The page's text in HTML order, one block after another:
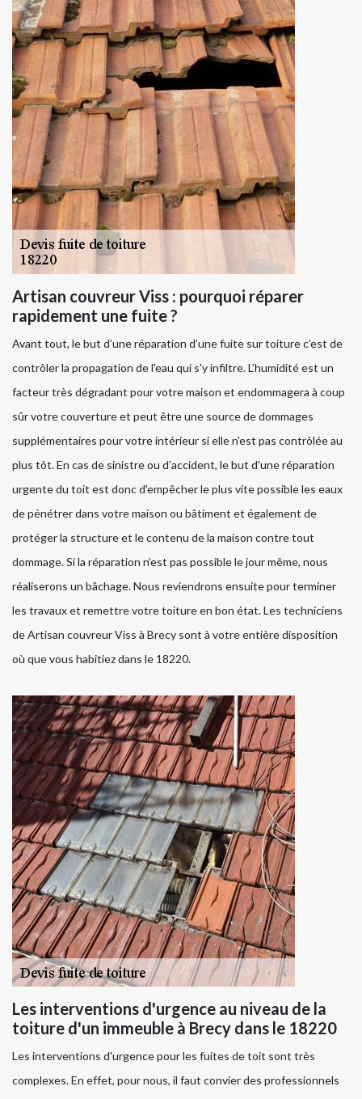
Artisan couvreur Viss : pourquoi réparer
rapidement une fuite ?
Avant tout, le but d’une réparation d’une fuite sur toiture c’est de
contrôler la propagation de l'eau qui s'y infiltre. L’humidité est un
facteur très dégradant pour votre maison et endommagera à coup
sûr votre couverture et peut être une source de dommages
supplémentaires pour votre intérieur si elle n'est pas contrôlée au
plus tôt. En cas de sinistre ou d’accident, le but d'une réparation
urgente du toit est donc d'empêcher le plus vite possible les eaux
de pénétrer dans votre maison ou bâtiment et également de
protéger la structure et le contenu de la maison contre tout
dommage. Si la réparation n’est pas possible le jour même, nous
réaliserons un bâchage. Nous reviendrons ensuite pour terminer
les travaux et remettre votre toiture en bon état. Les techniciens
de Artisan couvreur Viss à Brecy sont à votre entière disposition
où que vous habitiez dans le 18220.
Les interventions d'urgence au niveau de la
toiture d'un immeuble à Brecy dans le 18220
Les interventions d'urgence pour les fuites de toit sont très
complexes. En effet, pour nous, il faut convier des professionnels